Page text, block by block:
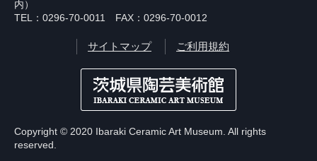
内）
TEL：0296-70-0011 FAX：0296-70-0012
サイトマップ ご利用規約
Copyright © 2020 Ibaraki Ceramic Art Museum. All rights
reserved.